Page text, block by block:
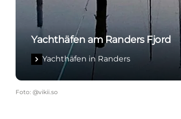
Yachthäfen am Randers Fjord
Yachthäfen in Randers
Foto: @vikii.so